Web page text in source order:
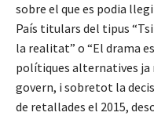
sobre el que es podia
País titulars del tipus
la realitat” o “El drama
polítiques alternatives ja
govern, i sobretot la
de retallades el 2015,